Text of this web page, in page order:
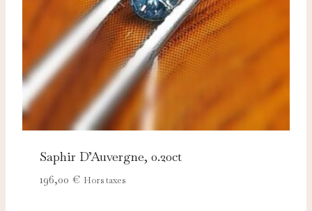
Saphir D’Auvergne, 0.20ct
196,00 € Hors taxes